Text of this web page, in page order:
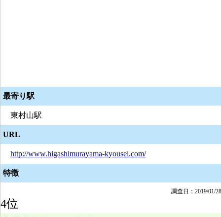
最寄り駅
東村山駅
URL
http://www.higashimurayama-kyousei.com/
特徴
調査日：2019/01/28
4位